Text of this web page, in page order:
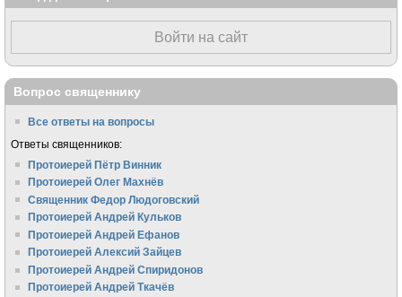
Войти на сайт
Вопрос священнику
Все ответы на вопросы
Ответы священников:
Протоиерей Пётр Винник
Протоиерей Олег Махнёв
Священник Федор Людоговский
Протоиерей Андрей Кульков
Протоиерей Андрей Ефанов
Протоиерей Алексий Зайцев
Протоиерей Андрей Спиридонов
Протоиерей Андрей Ткачёв